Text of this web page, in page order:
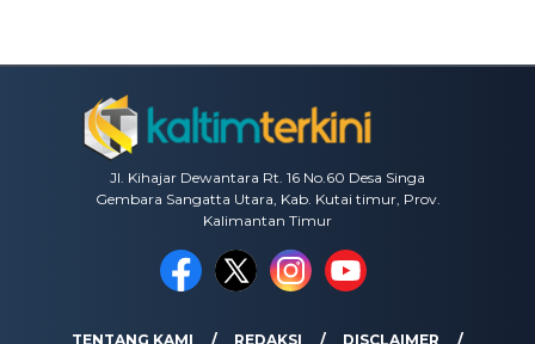
Jl. Kihajar Dewantara Rt. 16 No.60 Desa Singa
Gembara Sangatta Utara, Kab. Kutai timur, Prov.
Kalimantan Timur
TENTANG KAMI REDAKSI
DISCLAIMER